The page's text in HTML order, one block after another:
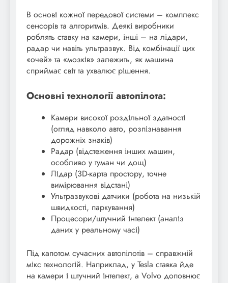
В основі кожної передової системи – комплекс
сенсорів та алгоритмів. Деякі виробники
роблять ставку на камери, інші – на лідари,
радар чи навіть ультразвук. Від комбінації цих
«очей» та «мозків» залежить, як машина
сприймає світ та ухвалює рішення.
Основні технології автопілота:
Камери високої роздільної здатності
(огляд навколо авто, розпізнавання
дорожніх знаків)
Радар (відстеження інших машин,
особливо у туман чи дощ)
Лідар (3D-карта простору, точне
вимірювання відстані)
Ультразвукові датчики (робота на низькій
швидкості, паркування)
Процесори/штучний інтелект (аналіз
даних у реальному часі)
Під капотом сучасних автопілотів – справжній
мікс технологій. Наприклад, у Tesla ставка йде
на камери і штучний інтелект, а Volvo доповнює